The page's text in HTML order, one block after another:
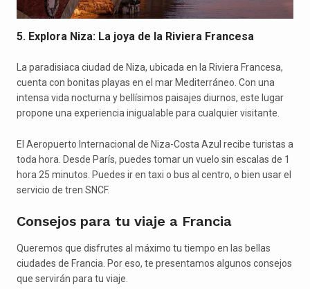
5. Explora Niza: La joya de la Riviera Francesa
La paradisiaca ciudad de Niza, ubicada en la Riviera Francesa,
cuenta con bonitas playas en el mar Mediterráneo. Con una
intensa vida nocturna y bellísimos paisajes diurnos, este lugar
propone una experiencia inigualable para cualquier visitante.
El Aeropuerto Internacional de Niza-Costa Azul recibe turistas a
toda hora. Desde París, puedes tomar un vuelo sin escalas de 1
hora 25 minutos. Puedes ir en taxi o bus al centro, o bien usar el
servicio de tren SNCF.
Consejos para tu viaje a Francia
Queremos que disfrutes al máximo tu tiempo en las bellas
ciudades de Francia. Por eso, te presentamos algunos consejos
que servirán para tu viaje.